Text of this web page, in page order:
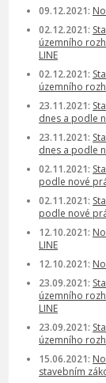
09.12.2021:
02.12.2021:
územního
LINE
02.12.2021:
územního
23.11.2021:
dnes a podle
23.11.2021:
dnes a podle
02.11.2021:
podle nové
02.11.2021:
podle nové
12.10.2021:
LINE
12.10.2021:
23.09.2021:
územního
LINE
23.09.2021:
územního
15.06.2021:
stavebním